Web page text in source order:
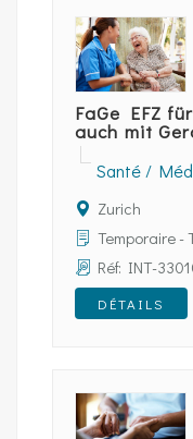
FaGe EFZ
auch mit
Santé /
Zurich
Temporaire -
Réf: INT-
DÉTAILS